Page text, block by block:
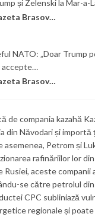
și Zelenski la Mar-a-
Gazeta Brasovului
NATO: „Doar Trump
accepte…
Gazeta Brasovului
de compania kazahă
din Năvodari și importă
asemenea, Petrom și
rafinăriilor lor
Rusiei, aceste
se către petrolul
CPC subliniază
regionale și poate